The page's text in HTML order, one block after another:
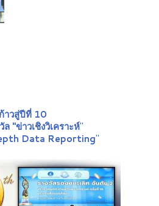
ก้าวสู่ปีที่ 10
ล "ข่าวเชิงวิเคราะห์"
Data Reporting"